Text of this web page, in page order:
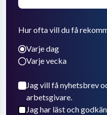
Hur ofta vill du få
Varje dag
Varje vecka
Jag vill få nyhetsbrev
arbetsgivare.
Jag har läst och